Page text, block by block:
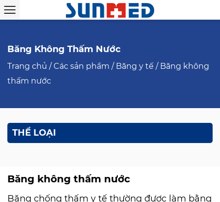
Băng Không Thấm Nước
Trang chủ /Các sản phẩm / Băng y tế / Băng không
thấm nước
THỂ LOẠI
Băng không thấm nước
Băng chống thấm y tế thường được làm bằng